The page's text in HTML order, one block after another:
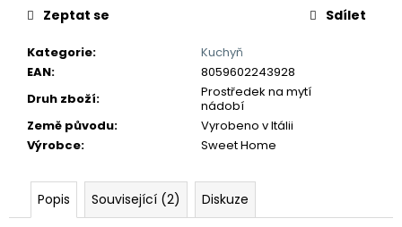
Kategorie:
Kuchyň
EAN:
8059602243928
Druh zboží:
Prostředek na mytí
nádobí
Země původu:
Vyrobeno v Itálii
Výrobce: Sweet Home
Zeptat se Sdílet
Popis Související (2) Diskuze